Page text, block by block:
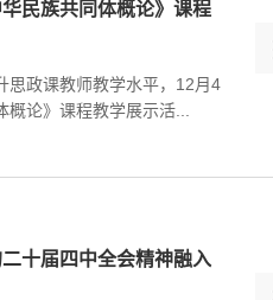
民族共同体概论》课程
思政课教师教学水平，12月4
论》课程教学展示活...
十届四中全会精神融入